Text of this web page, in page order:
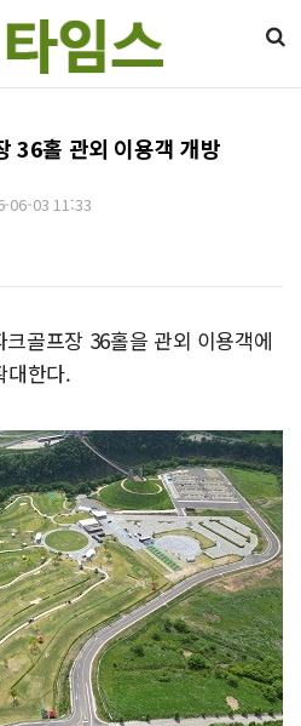
36홀 관외 이용객 개방
06-03 11:33
골프장 36홀을 관외 이용객에
대한다.